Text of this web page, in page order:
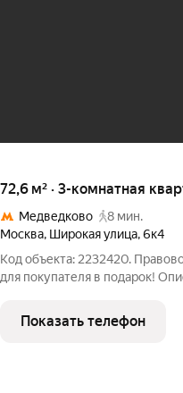
72,6 м² · 3-комнатная
Медведково
8 мин.
Москва, Широкая улица,6к4
Код объекта: 2232420.
для покупателя в подарок!
наслаждаться уютной
освещённостью и
Показать телефон